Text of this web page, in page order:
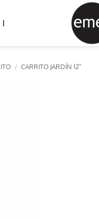
|
/ CARRITO JARDÍN 12"